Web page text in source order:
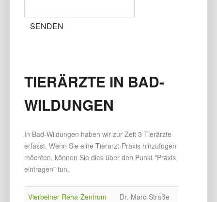
TIERÄRZTE IN BAD-
WILDUNGEN
In Bad-Wildungen haben wir zur Zeit 3 Tierärzte
erfasst. Wenn Sie eine Tierarzt-Praxis hinzufügen
möchten, können Sie dies über den Punkt "Praxis
eintragen" tun.
Vierbeiner Reha-Zentrum
Dr.-Marc-Straße